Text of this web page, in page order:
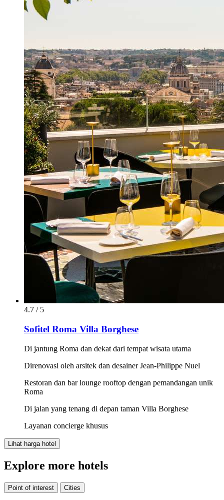
4.7 / 5
Sofitel Roma Villa Borghese
Di jantung Roma dan dekat dari tempat wisata utama
Direnovasi oleh arsitek dan desainer Jean-Philippe Nuel
Restoran dan bar lounge rooftop dengan pemandangan unik
Roma
Di jalan yang tenang di depan taman Villa Borghese
Layanan concierge khusus
Lihat harga hotel
Explore more hotels
Point of interest Cities